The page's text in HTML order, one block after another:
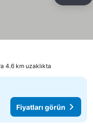
4.6 km uzaklıkta
Fiyatları görün